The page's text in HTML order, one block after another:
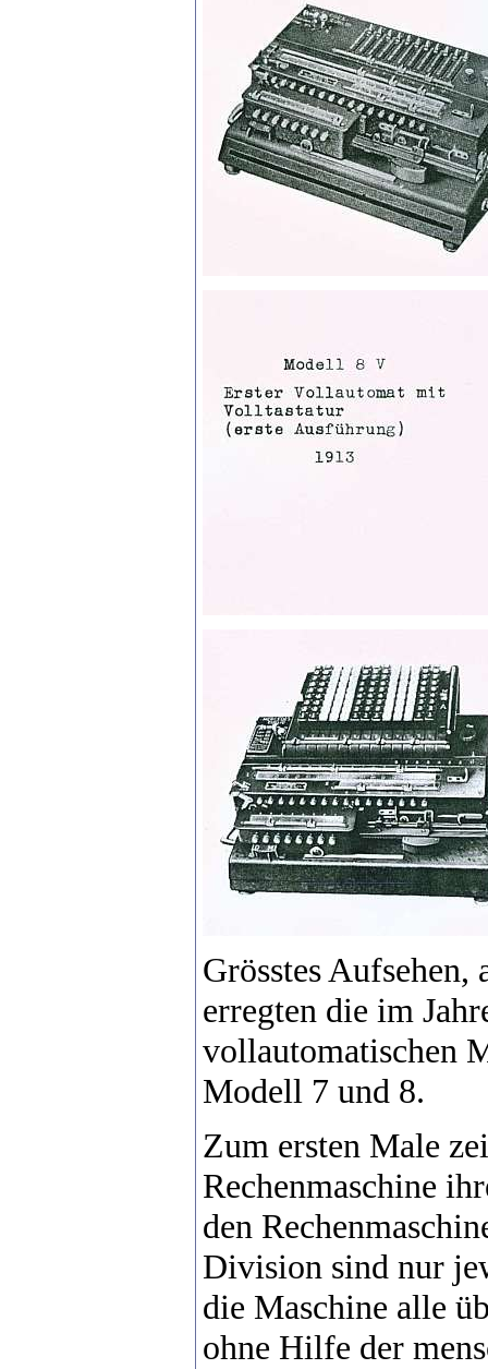
Grösstes
erregten die im
vollautomatischen
Modell 7 und 8.
Zum ersten Male
Rechenmaschine
den
Division sind nur
die Maschine alle
ohne Hilfe der